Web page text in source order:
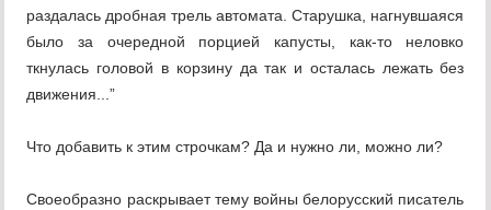
раздалась дробная трель автомата. Старушка, нагнувшаяся
было за очередной порцией капусты, как-то неловко
ткнулась головой в корзину да так и осталась лежать без
движения...”
Что добавить к этим строчкам? Да и нужно ли, можно ли?
Своеобразно раскрывает тему войны белорусский писатель